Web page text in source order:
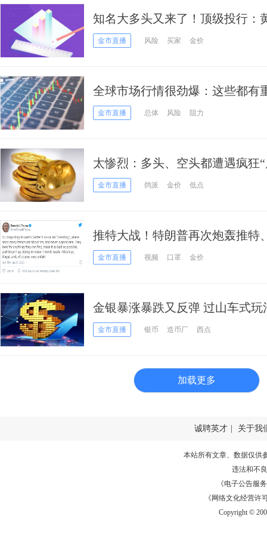
知名大多头又来了！顶级投行：
白银剑指30美元
金市直播 风险 买家 金价
全球市场行情很劲爆：这些都有
涨40美元！欧元、英镑、日元、
金市直播 总体 风险 阻力
太惨烈：多头、空头都遭遇疯狂
幕更加可怕……
金市直播 鸽派 金价 低点
推特大战！特朗普再次炮轰推特
美元涨势昙花一现黄金巨震
金市直播 视频 口罩 金价
金银暴涨暴跌又反弹 过山车式
调修正 造币厂减少金银供应
金市直播 银币 造币厂 西点
加载更多
诚聘英才 关于我
本站所有文章、数据仅供
违法和不
《电子公告服务
《网络文化经营许
Copyright ©